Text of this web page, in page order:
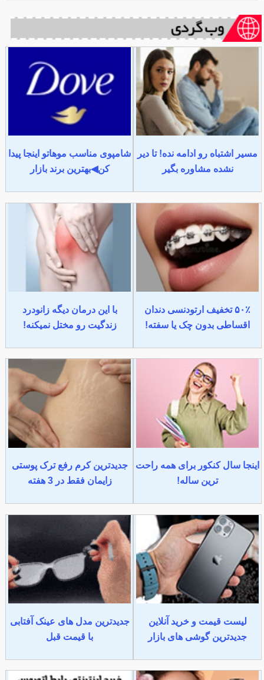
مسیر اشتباه رو ادامه نده! تا دیر
نشده مشاوره بگیر
شامپوی مناسب موهاتو اینجا پیدا
کن◀بهترین برند بازار
۵۰٪ تخفیف ارتودنسی دندان
اقساطی بدون چک یا سفته!
با این درمان دیگه زانودرد
زندگیت رو مختل نمیکنه!
اینجا سال کنکور برای همه راحت
ترین ساله!
جدیدترین کرم رفع ترک پوستی
زایمان فقط در 3 هفته
لیست قیمت و خرید آنلاین
جدیدترین گوشی های بازار
جدیدترین مدل های عینک آفتابی
با قیمت قبل